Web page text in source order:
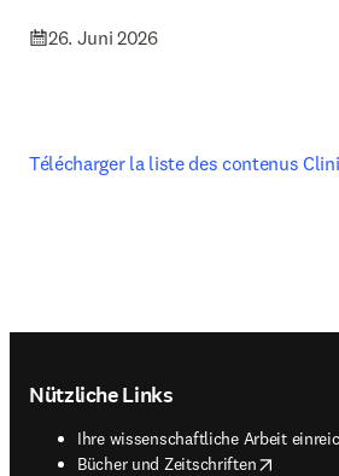
26. Juni 2026
Télécharger la liste des contenus
Nützliche Links
Ihre wissenschaftliche Arbeit
Bücher und Zeitschriften
opens in new tab/window